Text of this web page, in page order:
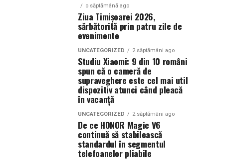
o săptămână ago
Ziua Timișoarei 2026,
sărbătorită prin patru zile de
evenimente
UNCATEGORIZED 2 săptămâni ago
Studiu Xiaomi: 9 din 10 români
spun că o cameră de
supraveghere este cel mai util
dispozitiv atunci când pleacă
în vacanță
UNCATEGORIZED 2 săptămâni ago
De ce HONOR Magic V6
continuă să stabilească
standardul în segmentul
telefoanelor pliabile